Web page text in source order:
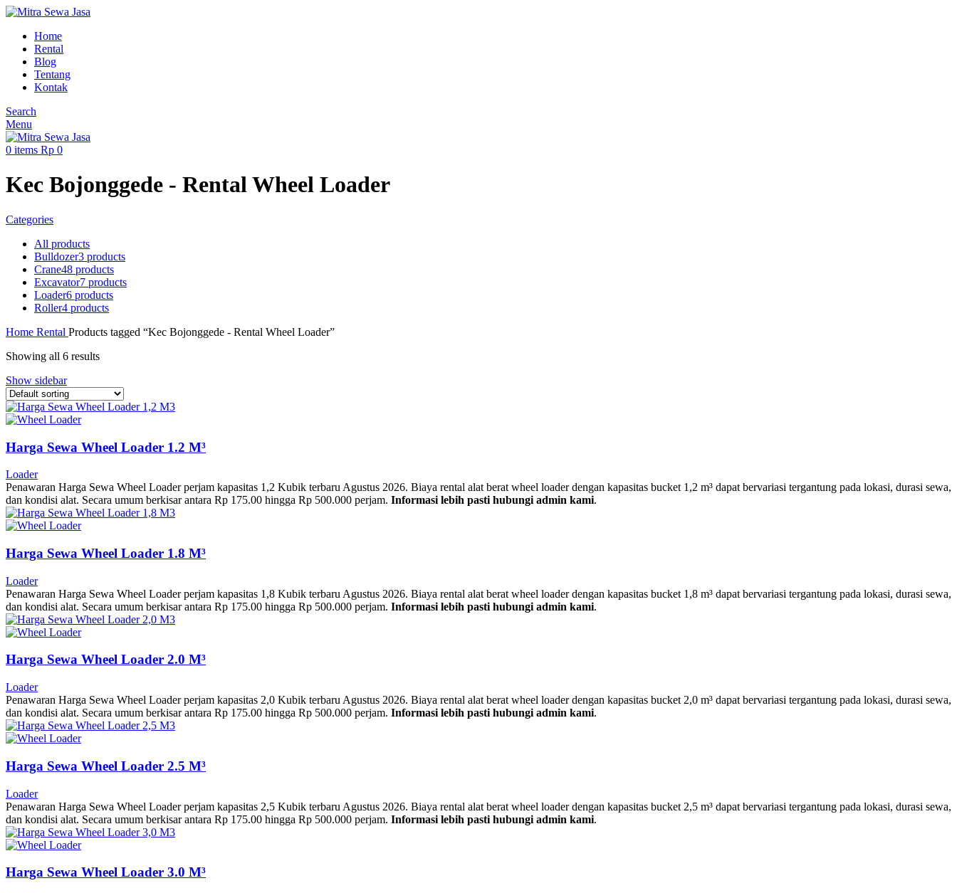
Home
Rental
Blog
Tentang
Kontak
Search
Menu
0 items Rp 0
Kec Bojonggede - Rental Wheel Loader
Categories
All products
Bulldozer3 products
Crane48 products
Excavator7 products
Loader6 products
Roller4 products
Home Rental Products tagged “Kec Bojonggede - Rental Wheel Loader”
Showing all 6 results
Show sidebar
Harga Sewa Wheel Loader 1.2 M³
Loader
Penawaran Harga Sewa Wheel Loader perjam kapasitas 1,2 Kubik terbaru Agustus 2026. Biaya rental alat berat wheel loader dengan kapasitas bucket 1,2 m³ dapat bervariasi tergantung pada lokasi, durasi sewa,
dan kondisi alat. Secara umum berkisar antara Rp 175.00 hingga Rp 500.000 perjam. Informasi lebih pasti hubungi admin kami.
Harga Sewa Wheel Loader 1.8 M³
Loader
Penawaran Harga Sewa Wheel Loader perjam kapasitas 1,8 Kubik terbaru Agustus 2026. Biaya rental alat berat wheel loader dengan kapasitas bucket 1,8 m³ dapat bervariasi tergantung pada lokasi, durasi sewa,
dan kondisi alat. Secara umum berkisar antara Rp 175.00 hingga Rp 500.000 perjam. Informasi lebih pasti hubungi admin kami.
Harga Sewa Wheel Loader 2.0 M³
Loader
Penawaran Harga Sewa Wheel Loader perjam kapasitas 2,0 Kubik terbaru Agustus 2026. Biaya rental alat berat wheel loader dengan kapasitas bucket 2,0 m³ dapat bervariasi tergantung pada lokasi, durasi sewa,
dan kondisi alat. Secara umum berkisar antara Rp 175.00 hingga Rp 500.000 perjam. Informasi lebih pasti hubungi admin kami.
Harga Sewa Wheel Loader 2.5 M³
Loader
Penawaran Harga Sewa Wheel Loader perjam kapasitas 2,5 Kubik terbaru Agustus 2026. Biaya rental alat berat wheel loader dengan kapasitas bucket 2,5 m³ dapat bervariasi tergantung pada lokasi, durasi sewa,
dan kondisi alat. Secara umum berkisar antara Rp 175.00 hingga Rp 500.000 perjam. Informasi lebih pasti hubungi admin kami.
Harga Sewa Wheel Loader 3.0 M³